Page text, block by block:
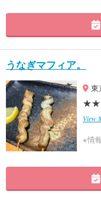
うなぎマフィア。
東
View
※情